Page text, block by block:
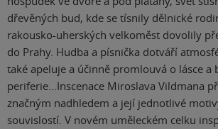
dřevěných bud, kde se tísnily dělnické
rakousko-uherských velkoměst dovolily
do Prahy. Hudba a písnička dotváří
také apeluje a účinně promlouvá o lásce a
periferie…Inscenace Miroslava Vildmana
značným nadhledem a její jednotlivé
souvislostí. V novém uměleckém celku